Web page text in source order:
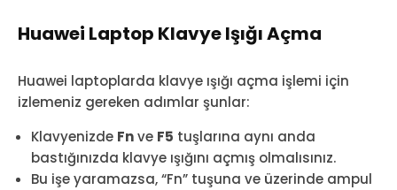
Huawei Laptop Klavye Işığı Açma
Huawei laptoplarda klavye ışığı açma işlemi için
izlemeniz gereken adımlar şunlar:
Klavyenizde Fnve F5 tuşlarına aynı anda
bastığınızda klavye ışığını açmış olmalısınız.
Bu işe yaramazsa, “Fn” tuşuna ve üzerinde ampul